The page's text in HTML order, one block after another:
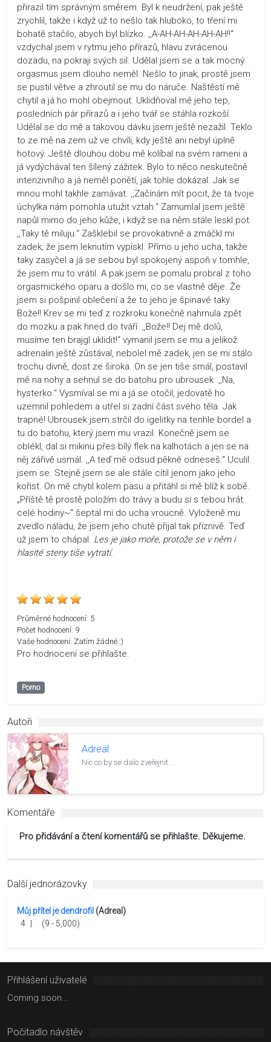
přirazil tím správným směrem. Byl k neudržení, pak ještě
zrychlil, takže i když už to nešlo tak hluboko, to tření mi
bohatě stačilo, abych byl blízko. ,,A-AH-AH-AH-AH-AH!!“
vzdychal jsem v rytmu jeho přírazů, hlavu zvrácenou
dozadu, na pokraji svých sil. Udělal jsem se a tak mocný
orgasmus jsem dlouho neměl. Nešlo to jinak, prostě jsem
se pustil větve a zhroutil se mu do náruče. Naštěstí mě
chytil a já ho mohl obejmout. Uklidňoval mě jeho tep,
posledních pár přírazů a i jeho tvář se stáhla rozkoší.
Udělal se do mě a takovou dávku jsem ještě nezažil. Teklo
to ze mě na zem už ve chvíli, kdy ještě ani nebyl úplně
hotový. Ještě dlouhou dobu mě kolíbal na svém rameni a
já vydýchával ten šílený zážitek. Bylo to něco neskutečně
intenzivního a já neměl ponětí, jak tohle dokázal. Jak se
mnou mohl takhle zamávat. ,,Začínám mít pocit, že ta tvoje
úchylka nám pomohla utužit vztah.“ Zamumlal jsem ještě
napůl mimo do jeho kůže, i když se na něm stále leskl pot.
,,Taky tě miluju.“ Zašklebil se provokativně a zmáčkl mi
zadek, že jsem leknutím vypískl. Přímo u jeho ucha, takže
taky zasyčel a já se sebou byl spokojený aspoň v tomhle,
že jsem mu to vrátil. A pak jsem se pomalu probral z toho
orgasmického oparu a došlo mi, co se vlastně děje. Že
jsem si pošpinil oblečení a že to jeho je špinavé taky.
Bože!! Krev se mi teď z rozkroku konečně nahrnula zpět
do mozku a pak hned do tváří. ,,Bože!! Dej mě dolů,
musíme ten brajgl uklidit!“ vymanil jsem se mu a jelikož
adrenalin ještě zůstával, nebolel mě zadek, jen se mi stálo
trochu divně, dost ze široka. On se jen tiše smál, postavil
mě na nohy a sehnul se do batohu pro ubrousek. ,,Na,
hysterko.“ Vysmíval se mi a já se otočil, jedovatě ho
uzemnil pohledem a utřel si zadní část svého těla. Jak
trapné! Ubrousek jsem strčil do igelitky na tenhle bordel a
tu do batohu, který jsem mu vrazil. Konečně jsem se
oblékl, dal si mikinu přes bílý flek na kalhotách a jen se na
něj zářivě usmál. ,,A teď mě odsud pěkně odneseš.“ Uculil
jsem se. Stejně jsem se ale stále cítil jenom jako jeho
kořist. On mě chytil kolem pasu a přitáhl si mě blíž k sobě.
„Příště tě prostě položím do trávy a budu si s tebou hrát
celé hodiny~“ šeptal mi do ucha vroucně. Vyloženě mu
zvedlo náladu, že jsem jeho chutě přijal tak příznivě. Teď
už jsem to chápal. Les je jako moře, protože se v něm i
hlasité steny tiše vytratí.
Průměrné hodnocení: 5
Počet hodnocení: 9
Vaše hodnocení: Zatím žádné :)
Pro hodnocení se přihlašte.
Porno
Autoři
Adreal
Nic co by se dalo zveřejnit...
Komentáře
Pro přidávání a čtení komentářů se přihlašte. Děkujeme.
Další jednorázovky
Můj přítel je dendrofil (Adreal)
4
(9 - 5,000)
Přihlášení uživatelé
Coming soon...
Počitadlo návštěv